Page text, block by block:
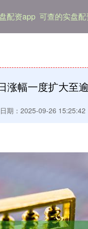
配资app 可查的实盘配
涨幅一度扩大至
日期：2025-09-26 15:25:42